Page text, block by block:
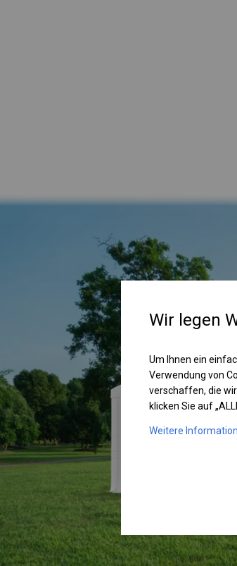
Wir legen
Um Ihnen ein
Verwendung von
verschaffen, die
klicken Sie auf
Weitere